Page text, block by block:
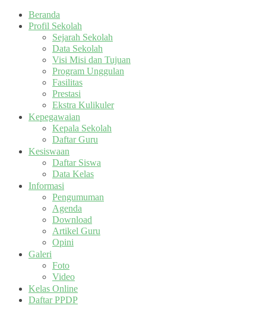
Beranda
Profil Sekolah
Sejarah Sekolah
Data Sekolah
Visi Misi dan Tujuan
Program Unggulan
Fasilitas
Prestasi
Ekstra Kulikuler
Kepegawaian
Kepala Sekolah
Daftar Guru
Kesiswaan
Daftar Siswa
Data Kelas
Informasi
Pengumuman
Agenda
Download
Artikel Guru
Opini
Galeri
Foto
Video
Kelas Online
Daftar PPDP